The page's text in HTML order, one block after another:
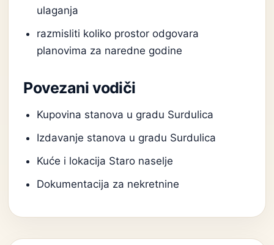
ulaganja
razmisliti koliko prostor odgovara
planovima za naredne godine
Povezani vodiči
Kupovina stanova u gradu Surdulica
Izdavanje stanova u gradu Surdulica
Kuće i lokacija Staro naselje
Dokumentacija za nekretnine